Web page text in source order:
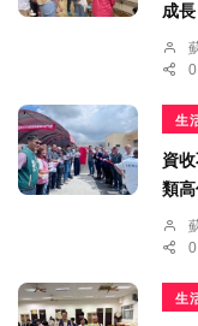
成長
生
資
類
生